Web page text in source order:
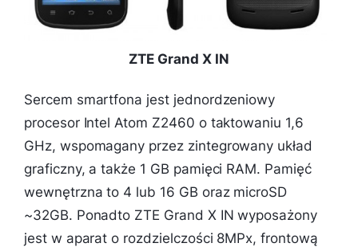
ZTE Grand X IN
Sercem smartfona jest jednordzeniowy
procesor Intel Atom Z2460 o taktowaniu 1,6
GHz, wspomagany przez zintegrowany układ
graficzny, a także 1 GB pamięci RAM. Pamięć
wewnętrzna to 4 lub 16 GB oraz microSD
~32GB. Ponadto ZTE Grand X IN wyposażony
jest w aparat o rozdzielczości 8MPx, frontową